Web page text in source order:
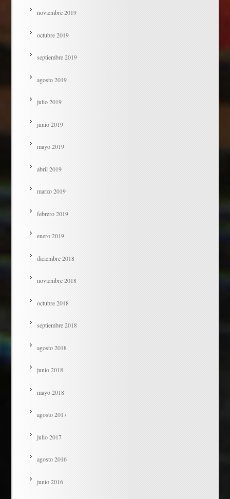
noviembre 2019
octubre 2019
septiembre 2019
agosto 2019
julio 2019
junio 2019
mayo 2019
abril 2019
marzo 2019
febrero 2019
enero 2019
diciembre 2018
noviembre 2018
octubre 2018
septiembre 2018
agosto 2018
junio 2018
mayo 2018
agosto 2017
julio 2017
agosto 2016
junio 2016